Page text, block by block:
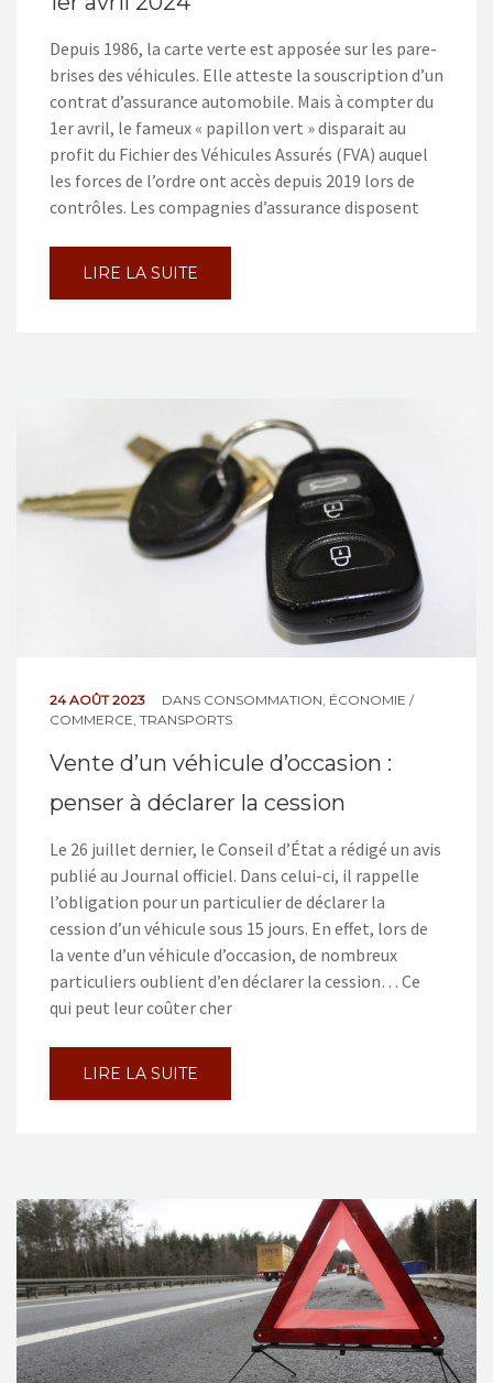
Depuis 1986, la carte verte est apposée sur les pare-
brises des véhicules. Elle atteste la souscription d’un
contrat d’assurance automobile. Mais à compter du
1er avril, le fameux « papillon vert » disparait au
profit du Fichier des Véhicules Assurés (FVA) auquel
les forces de l’ordre ont accès depuis 2019 lors de
contrôles. Les compagnies d’assurance disposent
LIRE LA SUITE
24 AOÛT 2023 DANS CONSOMMATION ÉCONOMIE /
COMMERCE TRANSPORTS
Vente d’un véhicule d’occasion :
penser à déclarer la cession
Le 26 juillet dernier, le Conseil d’État a rédigé un avis
publié au Journal officiel. Dans celui-ci, il rappelle
l’obligation pour un particulier de déclarer la
cession d’un véhicule sous 15 jours. En effet, lors de
la vente d’un véhicule d’occasion, de nombreux
particuliers oublient d’en déclarer la cession… Ce
qui peut leur coûter cher
LIRE LA SUITE